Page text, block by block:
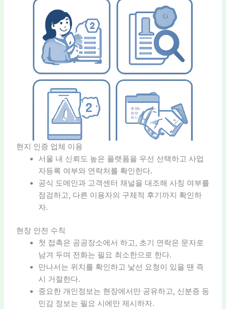
현지 인증 업체 이용
서울 내 신뢰도 높은 플랫폼을 우선 선택하고 사업
자등록 여부와 연락처를 확인한다.
공식 도메인과 고객센터 채널을 대조해 사칭 여부를
점검하고, 다른 이용자의 구체적 후기까지 확인하
자.
현장 안전 수칙
첫 접촉은 공공장소에서 하고, 초기 연락은 문자로
남겨 두며 전화는 필요 최소한으로 한다.
만나서는 위치를 확인하고 낯선 요청이 있을 땐 즉
시 거절한다.
중요한 개인정보는 현장에서만 공유하고, 신분증 등
민감 정보는 필요 시에만 제시하자.